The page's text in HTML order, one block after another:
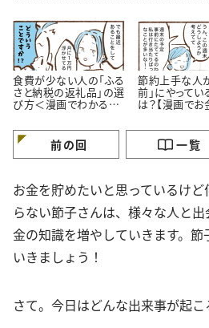
食費が少ない人の「ふる
さと納税の返礼品」の選
び方＜漫画でわかるお
節約上手な人
前」にやってい
は？【漫画で
前の回 一覧
お金を貯めたいと思っているけ
らない節子さんは、様々な人と
金の知識を増やしていきます。
いきましょう！
さて。今日はどんな出来事が起こ